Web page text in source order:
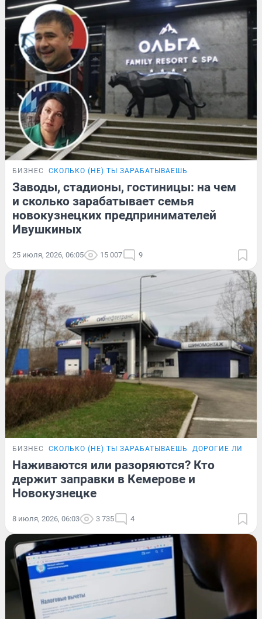
БИЗНЕС СКОЛЬКО (НЕ) ТЫ ЗАРАБАТЫВАЕШЬ
Заводы, стадионы, гостиницы: на чем
и сколько зарабатывает семья
новокузнецких предпринимателей
Ивушкиных
25 июля, 2026, 06:05 15 007 9
БИЗНЕС СКОЛЬКО (НЕ) ТЫ ЗАРАБАТЫВАЕШЬ ДОРОГИЕ ЛИТРЫ
Наживаются или разоряются? Кто
держит заправки в Кемерове и
Новокузнецке
8 июля, 2026, 06:03 3 735 4